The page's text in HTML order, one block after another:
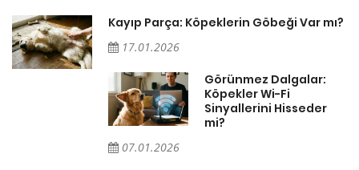
Kayıp Parça: Köpeklerin Göbeği Var mı?
17.01.2026
Görünmez Dalgalar:
Köpekler Wi-Fi
Sinyallerini Hisseder
mi?
07.01.2026